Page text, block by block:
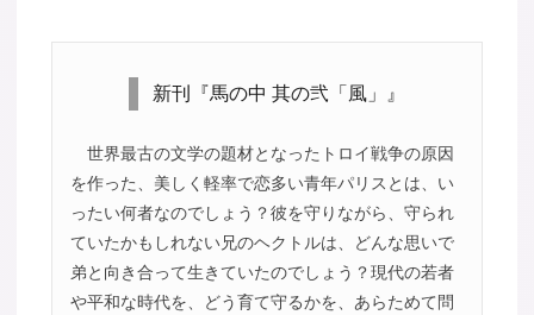
新刊『馬の中 其の弐「風」』
世界最古の文学の題材となったトロイ戦争の原因
を作った、美しく軽率で恋多い青年パリスとは、い
ったい何者なのでしょう？彼を守りながら、守られ
ていたかもしれない兄のヘクトルは、どんな思いで
弟と向き合って生きていたのでしょう？現代の若者
や平和な時代を、どう育て守るかを、あらためて問